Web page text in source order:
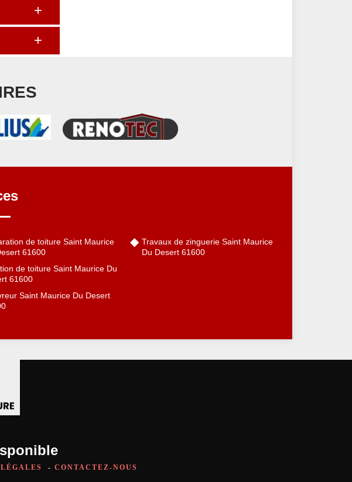
de toiture Saint Maurice
61600
de toiture Saint Maurice Du
61600
Saint Maurice Du Desert
Travaux de zinguerie Saint Maurice
Du Desert 61600
- CONTACTEZ-NOUS